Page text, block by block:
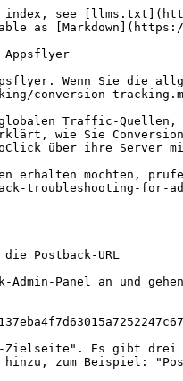
index, see
as
Appsflyer
Wenn Sie die
conversion-
Traffic-
wie Sie
über ihre Server
erhalten möchten,
troubleshooting-for-
Postback-URL
Panel an und
Zielseite". Es gibt drei
zum Beispiel: